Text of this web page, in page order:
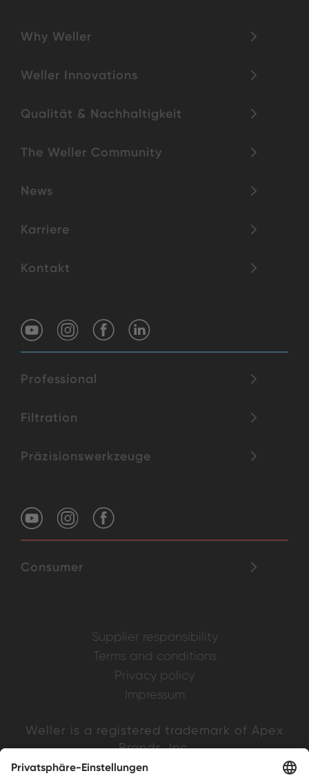
Why Weller
Weller Innovations
Qualität & Nachhaltigkeit
The Weller Community
News
Karriere
Kontakt
Professional
Filtration
Präzisionswerkzeuge
Consumer
Supplier responsibility
Terms and conditions
Privacy policy
Impressum
Weller is a registered trademark of Apex
Brands, Inc.